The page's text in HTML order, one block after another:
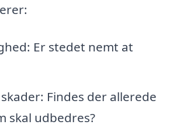
Er stedet nemt at
Findes der allerede
skal udbedres?